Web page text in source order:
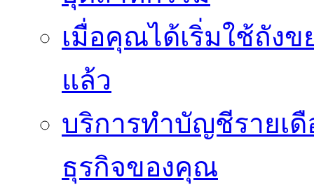
เมื่อคุณได้เริ่มใช้ถัง
แล้ว
บริการทำบัญชีรายเ
ธุรกิจของคุณ